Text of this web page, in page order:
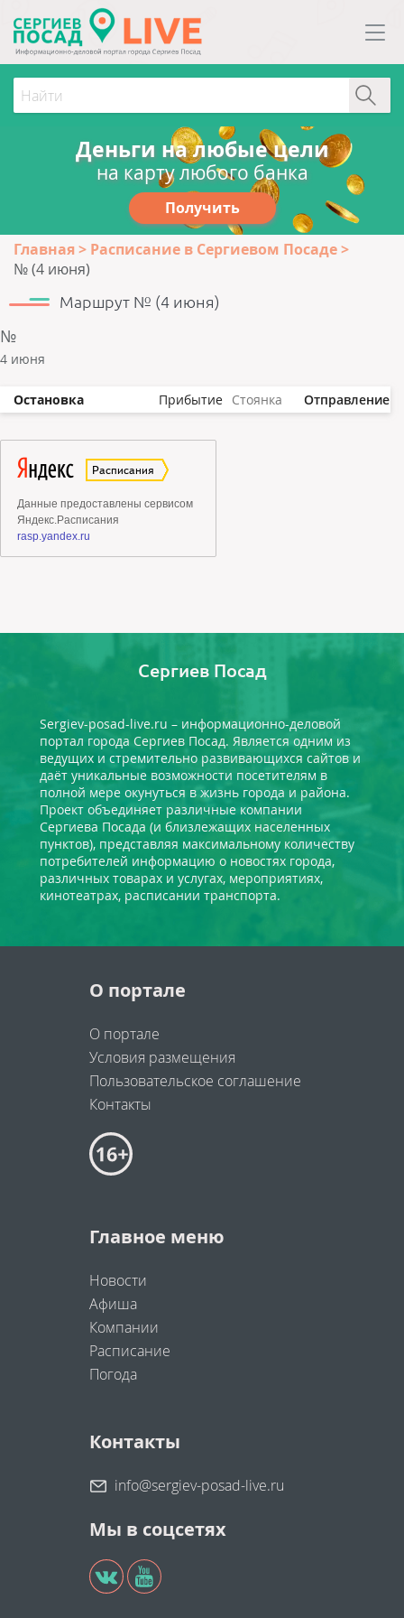
Деньги на любые цели
на карту любого банка
Получить
Главная
Расписание в Сергиевом Посаде
№ (4 июня)
Маршрут № (4 июня)
№
4 июня
Остановка Прибытие Стоянка Отправление
Сергиев Посад
Sergiev-posad-live.ru – информационно-деловой
портал города Сергиев Посад. Является одним из
ведущих и стремительно развивающихся сайтов и
даёт уникальные возможности посетителям в
полной мере окунуться в жизнь города и района.
Проект объединяет различные компании
Сергиева Посада (и близлежащих населенных
пунктов), представляя максимальному количеству
потребителей информацию о новостях города,
различных товарах и услугах, мероприятиях,
кинотеатрах, расписании транспорта.
О портале
О портале
Условия размещения
Пользовательское соглашение
Контакты
Главное меню
Новости
Афиша
Компании
Расписание
Погода
Контакты
info@sergiev-posad-live.ru
Мы в соцсетях